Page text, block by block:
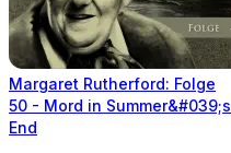
Margaret Rutherford: Folge
50 - Mord in Summer&#039;s
End